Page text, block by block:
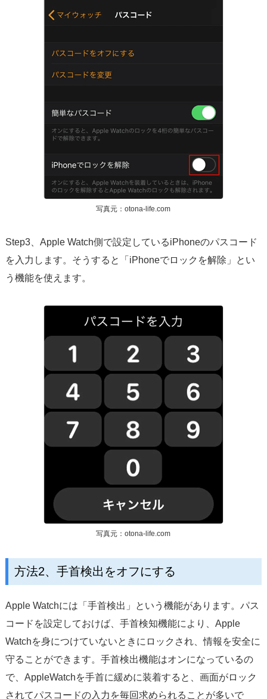
写真元：otona-life.com
Step3、Apple Watch側で設定しているiPhoneのパスコード
を入力します。そうすると「iPhoneでロックを解除」とい
う機能を使えます。
写真元：otona-life.com
方法2、手首検出をオフにする
Apple Watchには「手首検出」という機能があります。パス
コードを設定しておけば、手首検知機能により、Apple
Watchを身につけていないときにロックされ、情報を安全に
守ることができます。手首検出機能はオンになっているの
で、AppleWatchを手首に緩めに装着すると、画面がロック
されてパスコードの入力を毎回求められることが多いで